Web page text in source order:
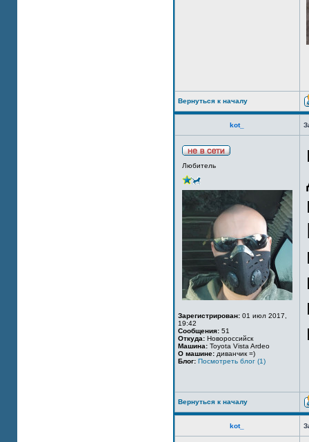
Вернуться к началу
kot_
Любитель
Зарегистрирован: 01 июл 2017,
19:42
Сообщения: 51
Откуда: Новороссийск
Машина: Toyota Vista Ardeo
О машине: диванчик =)
Блог: Посмотреть блог (1)
Вернуться к началу
kot_